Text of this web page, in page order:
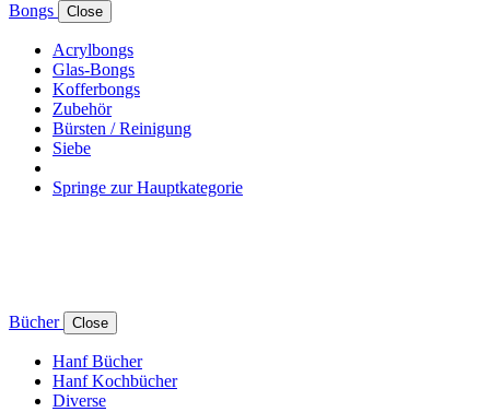
Bongs Close
Acrylbongs
Glas-Bongs
Kofferbongs
Zubehör
Bürsten / Reinigung
Siebe
Springe zur Hauptkategorie
Bücher Close
Hanf Bücher
Hanf Kochbücher
Diverse